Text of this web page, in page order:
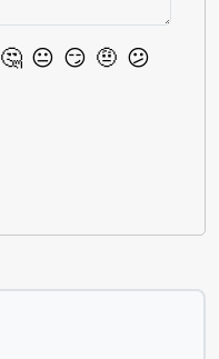
🤔 😐 😏 🤨 😕